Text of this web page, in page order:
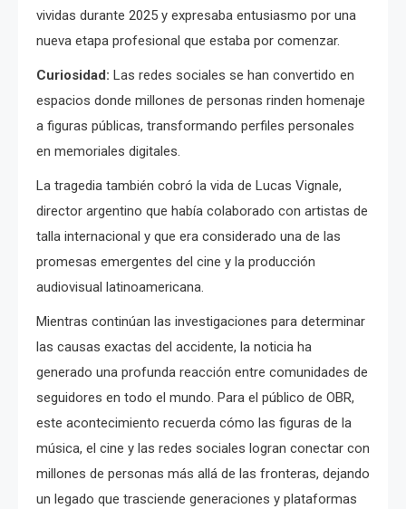
vividas durante 2025 y expresaba entusiasmo por una
nueva etapa profesional que estaba por comenzar.
Curiosidad: Las redes sociales se han convertido en
espacios donde millones de personas rinden homenaje
a figuras públicas, transformando perfiles personales
en memoriales digitales.
La tragedia también cobró la vida de Lucas Vignale,
director argentino que había colaborado con artistas de
talla internacional y que era considerado una de las
promesas emergentes del cine y la producción
audiovisual latinoamericana.
Mientras continúan las investigaciones para determinar
las causas exactas del accidente, la noticia ha
generado una profunda reacción entre comunidades de
seguidores en todo el mundo. Para el público de OBR,
este acontecimiento recuerda cómo las figuras de la
música, el cine y las redes sociales logran conectar con
millones de personas más allá de las fronteras, dejando
un legado que trasciende generaciones y plataformas